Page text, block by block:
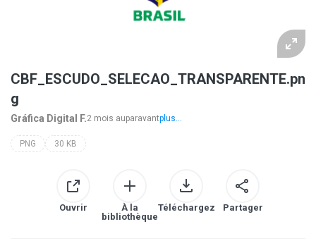
CBF_ESCUDO_SELECAO_TRANSPARENTE.pn
g
Gráfica Digital F.2 mois auparavantplus...
PNG 30 KB
Ouvrir
À la
bibliothèque
Téléchargez Partager